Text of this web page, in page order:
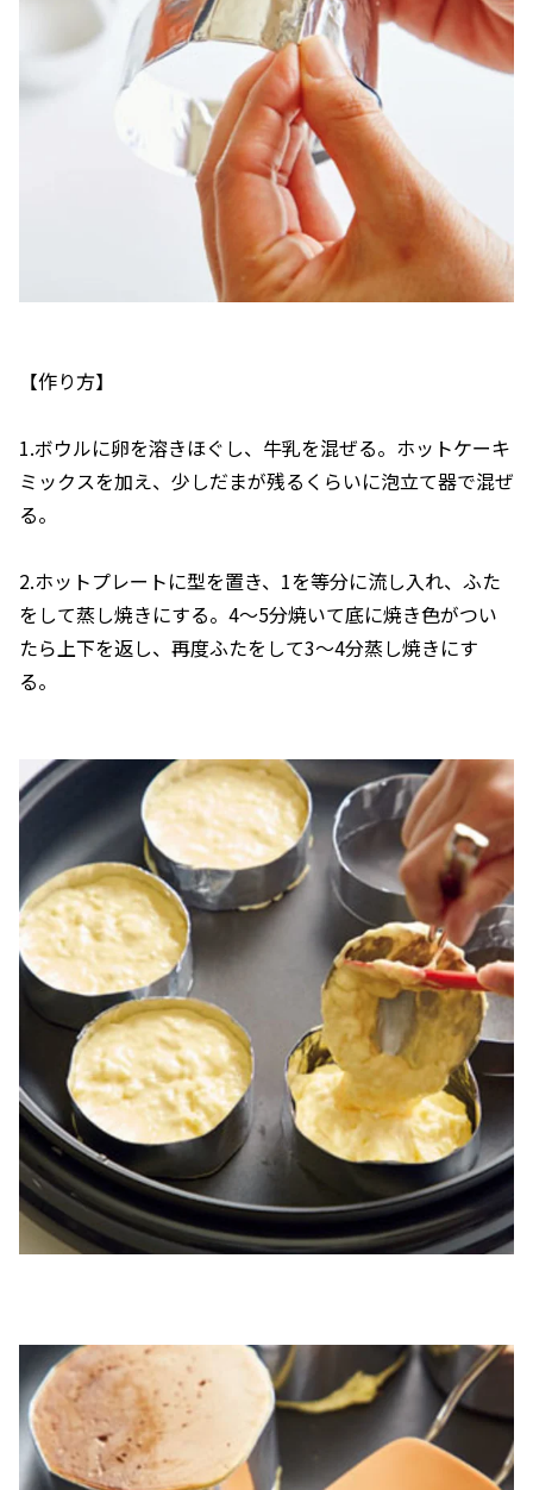
【作り方】
1.ボウルに卵を溶きほぐし、牛乳を混ぜる。ホットケーキ
ミックスを加え、少しだまが残るくらいに泡立て器で混ぜ
る。
2.ホットプレートに型を置き、1を等分に流し入れ、ふた
をして蒸し焼きにする。4～5分焼いて底に焼き色がつい
たら上下を返し、再度ふたをして3～4分蒸し焼きにす
る。